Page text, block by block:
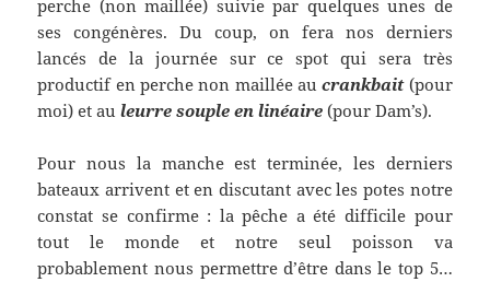
perche (non maillée) suivie par quelques unes de
ses congénères. Du coup, on fera nos derniers
lancés de la journée sur ce spot qui sera très
productif en perche non maillée aucrankbait (pour
moi) et auleurre souple en linéaire (pour Dam’s).
Pour nous la manche est terminée, les derniers
bateaux arrivent et en discutant avec les potes notre
constat se confirme : la pêche a été difficile pour
tout le monde et notre seul poisson va
probablement nous permettre d’être dans le top 5…